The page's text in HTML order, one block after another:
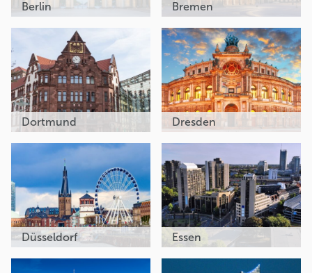
Berlin Bremen
Dortmund Dresden
Düsseldorf Essen